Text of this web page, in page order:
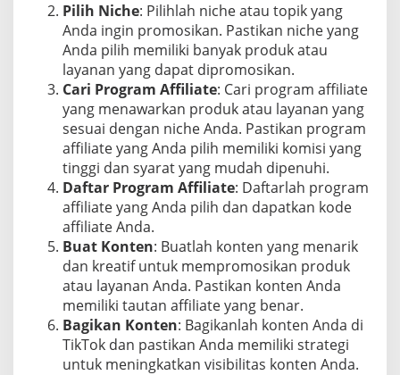
Pilih Niche: Pilihlah niche atau topik yang
Anda ingin promosikan. Pastikan niche yang
Anda pilih memiliki banyak produk atau
layanan yang dapat dipromosikan.
Cari Program Affiliate: Cari program affiliate
yang menawarkan produk atau layanan yang
sesuai dengan niche Anda. Pastikan program
affiliate yang Anda pilih memiliki komisi yang
tinggi dan syarat yang mudah dipenuhi.
Daftar Program Affiliate: Daftarlah program
affiliate yang Anda pilih dan dapatkan kode
affiliate Anda.
Buat Konten: Buatlah konten yang menarik
dan kreatif untuk mempromosikan produk
atau layanan Anda. Pastikan konten Anda
memiliki tautan affiliate yang benar.
Bagikan Konten: Bagikanlah konten Anda di
TikTok dan pastikan Anda memiliki strategi
untuk meningkatkan visibilitas konten Anda.